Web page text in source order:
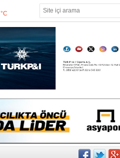
29 °C